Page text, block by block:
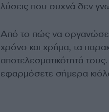
λύσεις που συχνά δεν
Από το πώς να
χρόνο και χρήμα, τα
αποτελεσματικότητά
εφαρμόσετε σήμερα